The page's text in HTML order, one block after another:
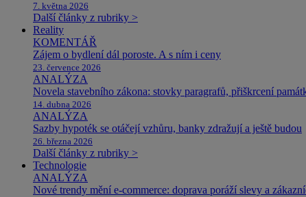
7. května 2026
Další články z rubriky >
Reality
KOMENTÁŘ
Zájem o bydlení dál poroste. A s ním i ceny
23. července 2026
ANALÝZA
Novela stavebního zákona: stovky paragrafů, přiškrcení
14. dubna 2026
ANALÝZA
Sazby hypoték se otáčejí vzhůru, banky zdražují a ještě budou
26. března 2026
Další články z rubriky >
Technologie
ANALÝZA
Nové trendy mění e-commerce: doprava poráží slevy a